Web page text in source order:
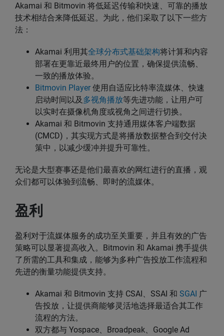
Akamai 和 Bitmovin 将低延迟传输和快速、可靠的播放
技术相结合来降低延迟。为此，他们采取了以下一些方
法：
Akamai 利用其全球分布式基础架构将计算和内容
部署在更靠近最终用户的位置，确保提供流畅、
一致的播放体验。
Bitmovin Player 使用自适应比特率流媒体、快速
启动时间以及 多视角播放等先进功能，让用户可
以实时在摄像机角度或视角之间进行切换。
Akamai 和 Bitmovin 支持通用媒体客户端数据
(CMCD)，其实现方式是将播放数据整合到交付决
策中，以减少缓冲并提升可靠性。
无论是大型赛事还是他们最喜欢的网红进行的直播，观
众们都可以体验到流畅、即时的流媒体。
盈利
盈利对于流媒体服务的成功至关重要，并且有效的广告
策略可以显著提高收入。Bitmovin 和 Akamai 携手提供
了所需的工具和集成，能够为多种广告投放工作流程和
先进的衡量功能提供支持。
Akamai 和 Bitmovin 支持 CSAI、SSAI 和 SGAI 广
告投放，让提供商能够灵活地选择最适合其工作
流程的方法。
双方都与 Yospace、Broadpeak、Google Ad